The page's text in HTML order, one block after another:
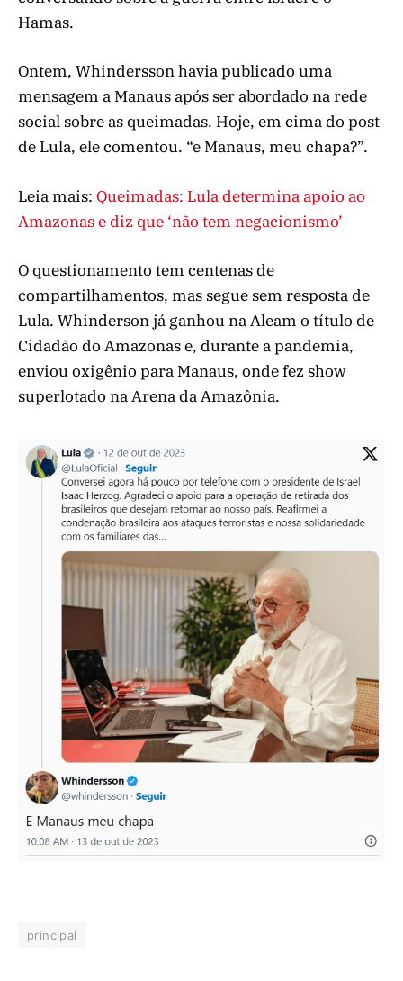
Hamas.
Ontem, Whindersson havia publicado uma
mensagem a Manaus após ser abordado na rede
social sobre as queimadas. Hoje, em cima do post
de Lula, ele comentou. “e Manaus, meu chapa?”.
Leia mais: Queimadas: Lula determina apoio ao
Amazonas e diz que ‘não tem negacionismo’
O questionamento tem centenas de
compartilhamentos, mas segue sem resposta de
Lula. Whinderson já ganhou na Aleam o título de
Cidadão do Amazonas e, durante a pandemia,
enviou oxigênio para Manaus, onde fez show
superlotado na Arena da Amazônia.
principal